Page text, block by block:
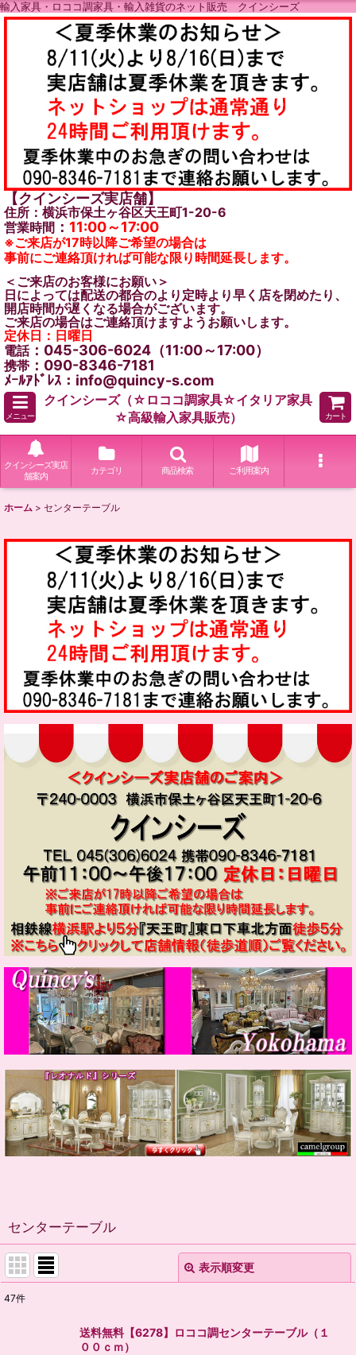
輸入家具・ロココ調家具・輸入雑貨のネット販売 クインシーズ
【クインシーズ実店舗】
住所：横浜市保土ヶ谷区天王町1-20-6
営業時間 ： 11:00～17:00
※ご来店が17時以降ご希望の場合は
事前にご連絡頂ければ可能な限り時間延長します。
＜ご来店のお客様にお願い＞
日によっては配送の都合のより定時より早く店を閉めたり、
開店時間が遅くなる場合がございます。
ご来店の場合はご連絡頂けますようお願いします。
定休日：日曜日
電話：045-306-6024（11:00～17:00）
携帯 ：090-8346-7181
ﾒｰﾙｱﾄﾞﾚｽ：info@quincy-s.com
メニュー
クインシーズ（☆ロココ調家具☆イタリア家具
☆高級輸入家具販売）
カート
クインシーズ実店
舗案内
カテゴリ 商品検索 ご利用案内
ホーム > センターテーブル
センターテーブル
表示順変更
47件
送料無料【6278】ロココ調センターテーブル（１
００ｃｍ）